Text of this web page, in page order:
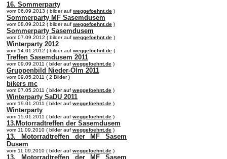
16. Sommerparty
vom 06.09.2013 ( bilder auf weggefoehnt.de )
Sommerparty MF Sasemdusem
vom 08.09.2012 ( bilder auf weggefoehnt.de )
Sommerparty Sasemdusem
vom 07.09.2012 ( bilder auf weggefoehnt.de )
Winterparty 2012
vom 14.01.2012 ( bilder auf weggefoehnt.de )
Treffen Sasemdusem 2011
vom 09.09.2011 ( bilder auf weggefoehnt.de )
Gruppenbild Nieder-Olm 2011
vom 09.05.2011 ( 2 Bilder )
bikers mc
vom 07.05.2011 ( bilder auf weggefoehnt.de )
Winterparty SaDU 2011
vom 19.01.2011 ( bilder auf weggefoehnt.de )
Winterparty
vom 15.01.2011 ( bilder auf weggefoehnt.de )
13.Motorradtreffen der Sasemdusem
vom 11.09.2010 ( bilder auf weggefoehnt.de )
13. Motorradtreffen der MF Sasem
Dusem
vom 11.09.2010 ( bilder auf weggefoehnt.de )
13. Motorradtreffen der MF Sasem